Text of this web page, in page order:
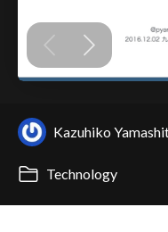
Kazuhiko
Technology